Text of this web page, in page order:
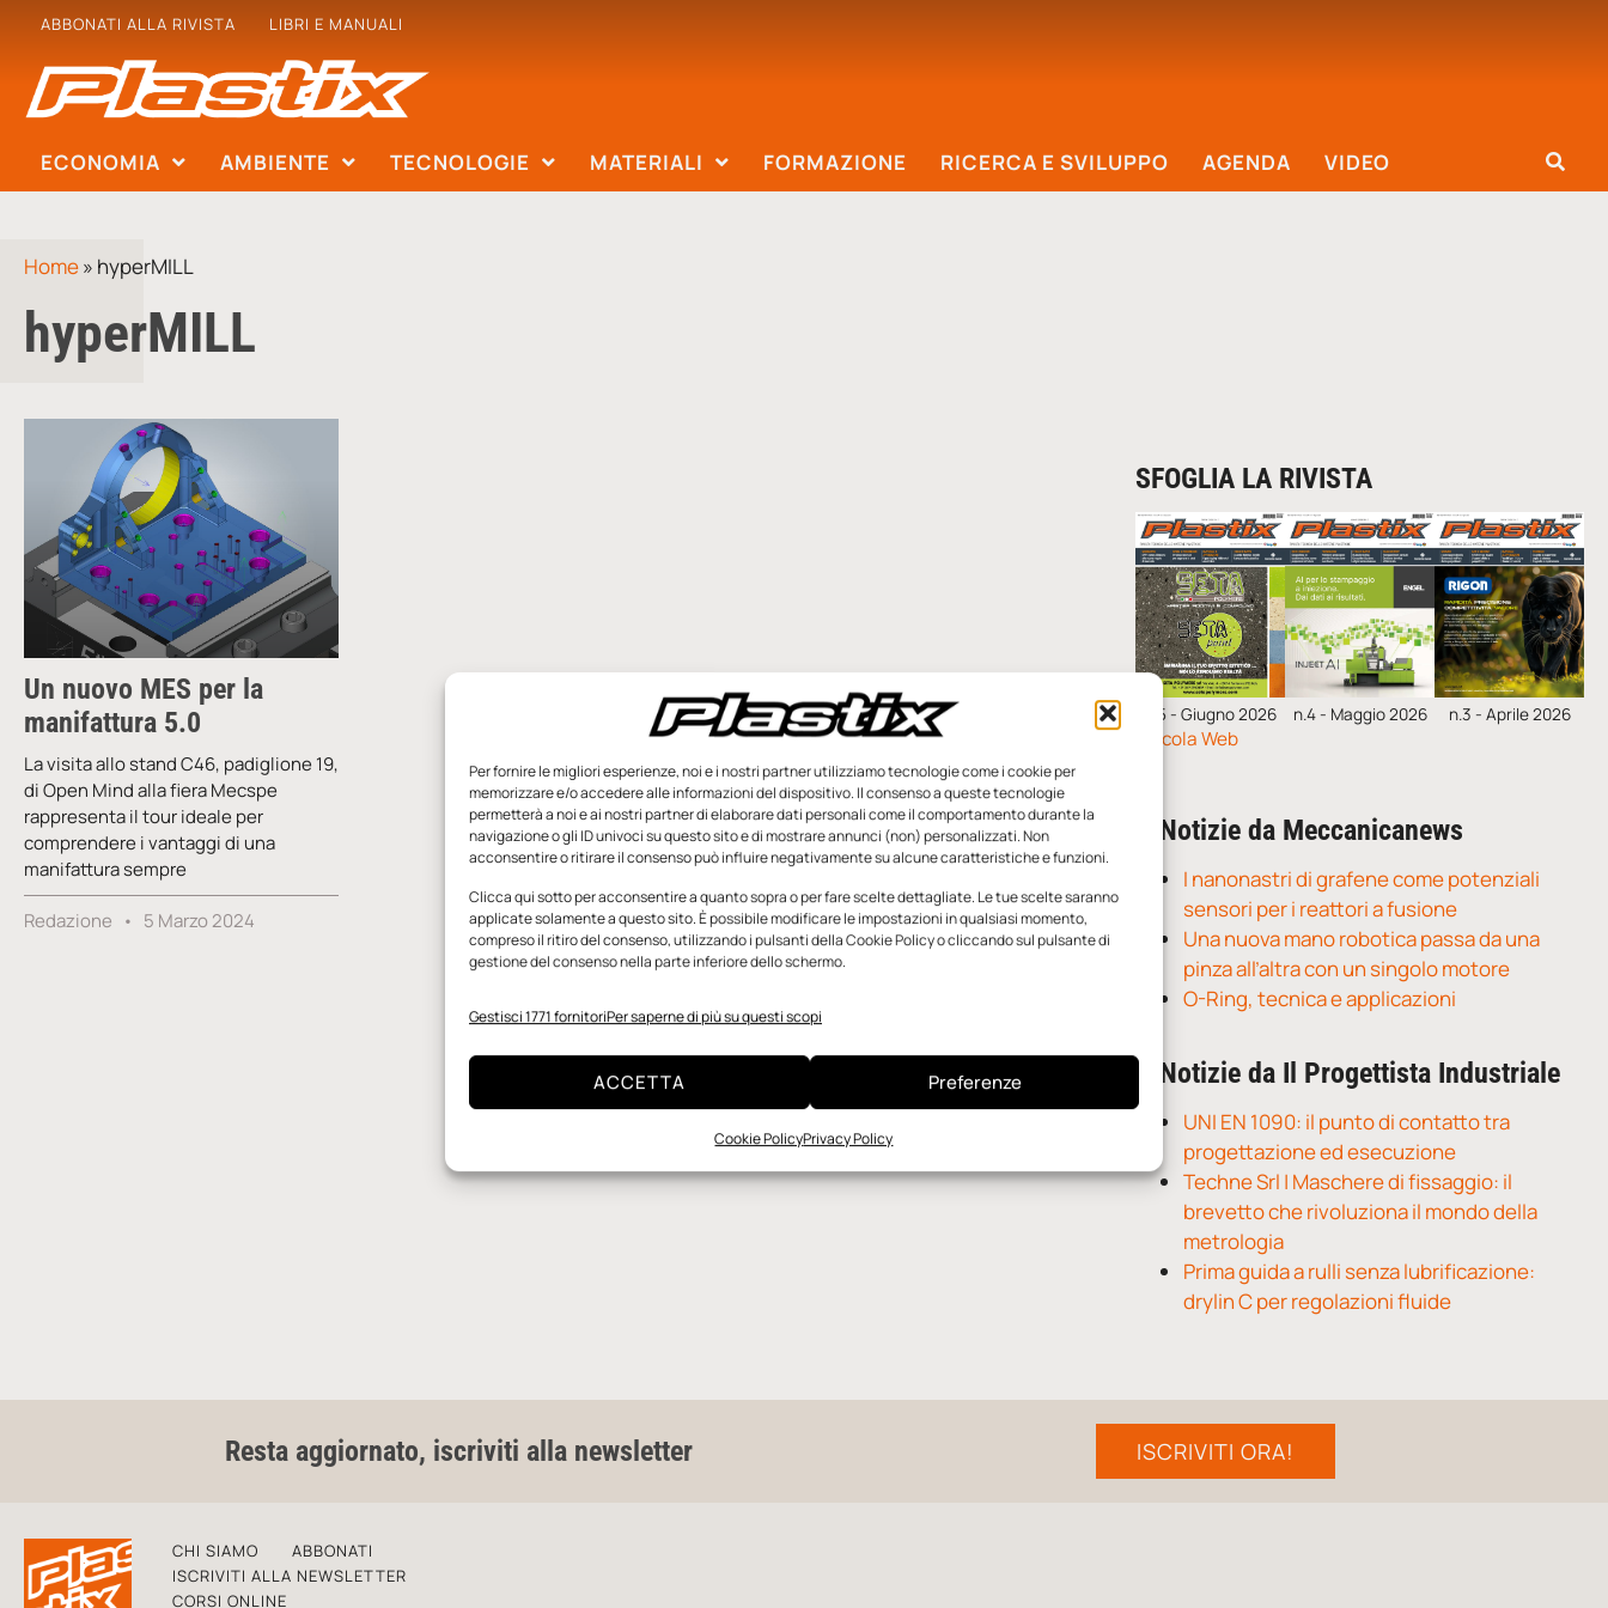
Per fornire le migliori esperienze, noi e i nostri partner utilizziamo tecnologie come i cookie per
memorizzare e/o accedere alle informazioni del dispositivo. Il consenso a queste tecnologie
permetterà a noi e ai nostri partner di elaborare dati personali come il comportamento durante la
navigazione o gli ID univoci su questo sito e di mostrare annunci (non) personalizzati. Non
acconsentire o ritirare il consenso può influire negativamente su alcune caratteristiche e funzioni.
Clicca qui sotto per acconsentire a quanto sopra o per fare scelte dettagliate. Le tue scelte saranno
applicate solamente a questo sito. È possibile modificare le impostazioni in qualsiasi momento,
compreso il ritiro del consenso, utilizzando i pulsanti della Cookie Policy o cliccando sul pulsante di
gestione del consenso nella parte inferiore dello schermo.
Gestisci 1771 fornitoriPer saperne di più su questi scopi
ACCETTA Preferenze
Cookie PolicyPrivacy Policy
ABBONATI ALLA RIVISTA LIBRI E MANUALI
ECONOMIA AMBIENTE TECNOLOGIE MATERIALI FORMAZIONE RICERCA E SVILUPPO AGENDA VIDEO
Home» hyperMILL
hyperMILL
Un nuovo MES per la
manifattura 5.0
La visita allo stand C46, padiglione 19,
di Open Mind alla fiera Mecspe
rappresenta il tour ideale per
comprendere i vantaggi di una
manifattura sempre
Redazione 5 Marzo 2024
SFOGLIA LA RIVISTA
n.5 - Giugno 2026 n.4 - Maggio 2026 n.3 - Aprile 2026
Edicola Web
Notizie da Meccanicanews
I nanonastri di grafene come potenziali
sensori per i reattori a fusione
Una nuova mano robotica passa da una
pinza all’altra con un singolo motore
O-Ring, tecnica e applicazioni
Notizie da Il Progettista Industriale
UNI EN 1090: il punto di contatto tra
progettazione ed esecuzione
Techne Srl | Maschere di fissaggio: il
brevetto che rivoluziona il mondo della
metrologia
Prima guida a rulli senza lubrificazione:
drylin C per regolazioni fluide
Resta aggiornato, iscriviti alla newsletter ISCRIVITI ORA!
CHI SIAMO
ABBONATI
ISCRIVITI ALLA NEWSLETTER
CORSI ONLINE